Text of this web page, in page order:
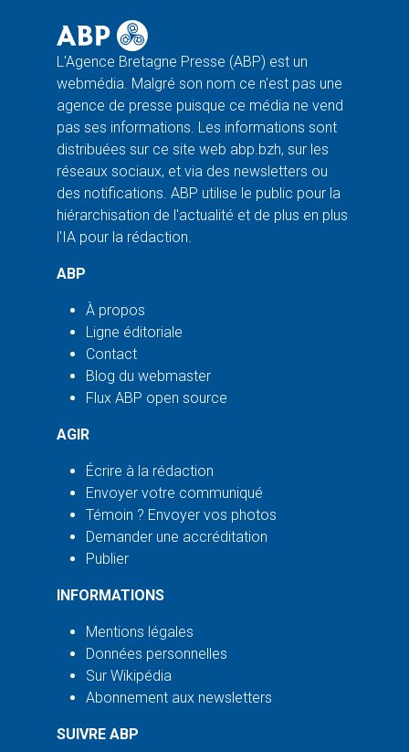
L'Agence Bretagne Presse (ABP) est un
webmédia. Malgré son nom ce n'est pas une
agence de presse puisque ce média ne vend
pas ses informations. Les informations sont
distribuées sur ce site web abp.bzh, sur les
réseaux sociaux, et via des newsletters ou
des notifications. ABP utilise le public pour la
hiérarchisation de l'actualité et de plus en plus
l'IA pour la rédaction.
ABP
À propos
Ligne éditoriale
Contact
Blog du webmaster
Flux ABP open source
AGIR
Écrire à la rédaction
Envoyer votre communiqué
Témoin ? Envoyer vos photos
Demander une accréditation
Publier
INFORMATIONS
Mentions légales
Données personnelles
Sur Wikipédia
Abonnement aux newsletters
SUIVRE ABP